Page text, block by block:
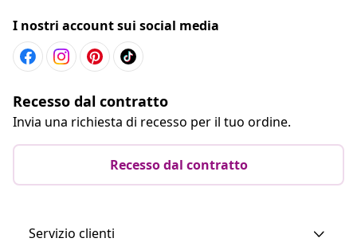
I nostri account sui social media
Recesso dal contratto
Invia una richiesta di recesso per il tuo ordine.
Recesso dal contratto
Servizio clienti